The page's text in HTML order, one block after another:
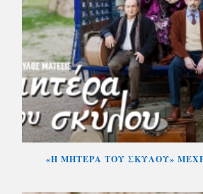
«Η ΜΗΤΕΡΑ ΤΟΥ ΣΚΥΛΟΥ»